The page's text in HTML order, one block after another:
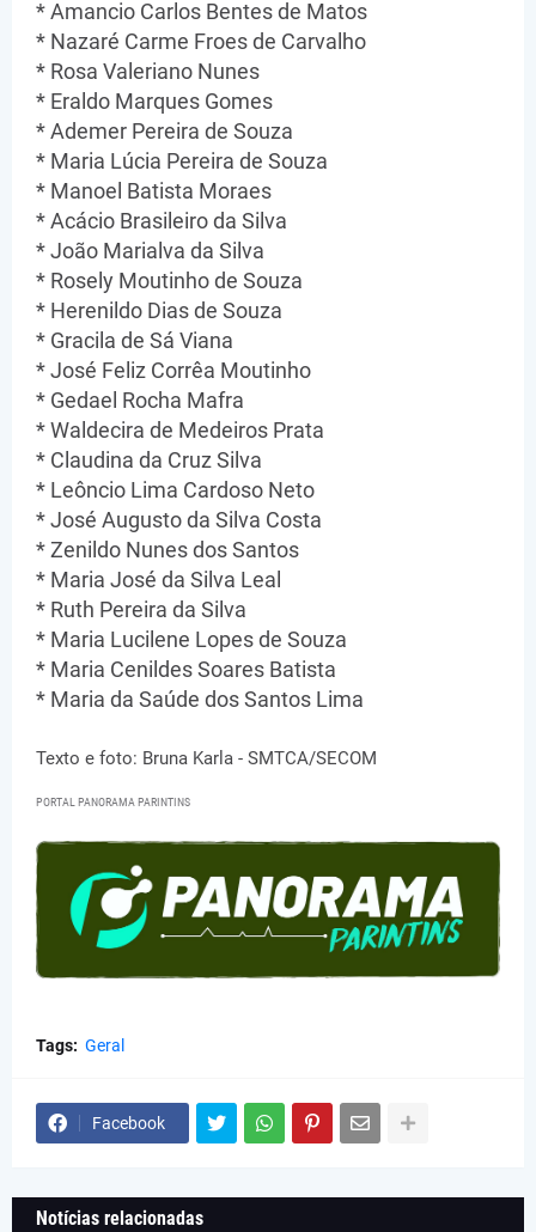
* Amancio Carlos Bentes de Matos
* Nazaré Carme Froes de Carvalho
* Rosa Valeriano Nunes
* Eraldo Marques Gomes
* Ademer Pereira de Souza
* Maria Lúcia Pereira de Souza
* Manoel Batista Moraes
* Acácio Brasileiro da Silva
* João Marialva da Silva
* Rosely Moutinho de Souza
* Herenildo Dias de Souza
* Gracila de Sá Viana
* José Feliz Corrêa Moutinho
* Gedael Rocha Mafra
* Waldecira de Medeiros Prata
* Claudina da Cruz Silva
* Leôncio Lima Cardoso Neto
* José Augusto da Silva Costa
* Zenildo Nunes dos Santos
* Maria José da Silva Leal
* Ruth Pereira da Silva
* Maria Lucilene Lopes de Souza
* Maria Cenildes Soares Batista
* Maria da Saúde dos Santos Lima
Texto e foto: Bruna Karla - SMTCA/SECOM
PORTAL PANORAMA PARINTINS
Tags: Geral
Facebook
Notícias relacionadas